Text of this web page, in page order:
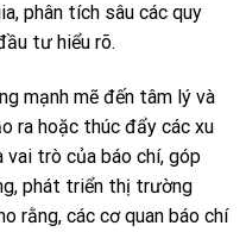
phân tích sâu các quy
tư hiểu rõ.
mạnh mẽ đến tâm lý và
ra hoặc thúc đẩy các xu
trò của báo chí, góp
phát triển thị trường
rằng, các cơ quan báo chí